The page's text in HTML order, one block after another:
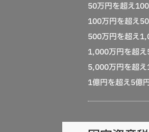
50万円を超え
100万円を超え
500万円を超え
1,000万円を超
5,000万円を超
1億円を超え5億